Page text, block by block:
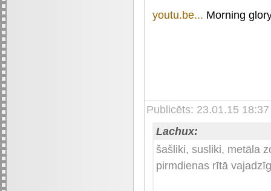
youtu.be... Morning
Publicēts: 23.01.15 18:37
Lachux:
šašliki, susliki, metāla
pirmdienas rītā